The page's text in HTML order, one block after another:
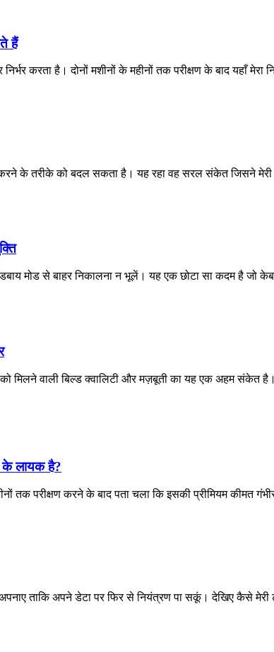
हैं
करता है। दोनों मशीनों के महीनों तक परीक्षण के बाद यहाँ मेरा
के तरीके को बदल सकता है। यह रहा वह सरल संकेत जिसने मेरी
मोड से बाहर निकालना न भूलें। यह एक छोटा सा कदम है जो
मिलने वाली बिल्ड क्वालिटी और मज़बूती का यह एक अहम संकेत
के लायक है?
तक परीक्षण करने के बाद पता चला कि इसकी प्रीमियम कीमत
ताकि अपने डेटा पर फिर से नियंत्रण पा सकूं। देखिए कैसे मेरी